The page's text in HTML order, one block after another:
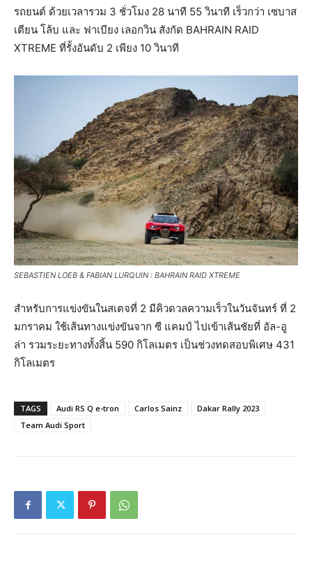
รถยนต์ ด้วยเวลารวม 3 ชั่วโมง 28 นาที 55 วินาที เร็วกว่า เซบาส
เตียน โล้บ และ ฟาเบียง เลอกวิน สังกัด BAHRAIN RAID
XTREME ที่รั้งอันดับ 2 เพียง 10 วินาที
SEBASTIEN LOEB & FABIAN LURQUIN : BAHRAIN RAID XTREME
สำหรับการแข่งขันในสเตจที่ 2 มีคิวดวลความเร็วในวันจันทร์ ที่ 2
มกราคม ใช้เส้นทางแข่งขันจาก ซี แคมป์ ไปเข้าเส้นชัยที่ อัล-อู
ล่า รวมระยะทางทั้งสิ้น 590 กิโลเมตร เป็นช่วงทดสอบพิเศษ 431
กิโลเมตร
TAGS Audi RS Q e-tron Carlos Sainz
Dakar Rally 2023
Team Audi Sport